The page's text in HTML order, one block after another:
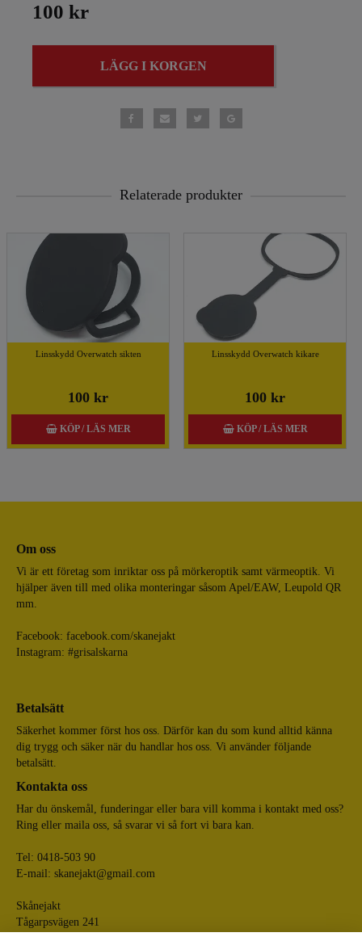
100 kr
LÄGG I KORGEN
Relaterade produkter
Linsskydd Overwatch sikten
100 kr
KÖP / LÄS MER
Linsskydd Overwatch kikare
100 kr
KÖP / LÄS MER
Om oss
Vi är ett företag som inriktar oss på mörkeroptik samt värmeoptik. Vi
hjälper även till med olika monteringar såsom Apel/EAW, Leupold QR
mm.
Facebook: facebook.com/skanejakt
Instagram: #grisalskarna
Betalsätt
Säkerhet kommer först hos oss. Därför kan du som kund alltid känna
dig trygg och säker när du handlar hos oss. Vi använder följande
betalsätt.
Kontakta oss
Har du önskemål, funderingar eller bara vill komma i kontakt med oss?
Ring eller maila oss, så svarar vi så fort vi bara kan.
Tel: 0418-503 90
E-mail: skanejakt@gmail.com
Skånejakt
Tågarpsvägen 241